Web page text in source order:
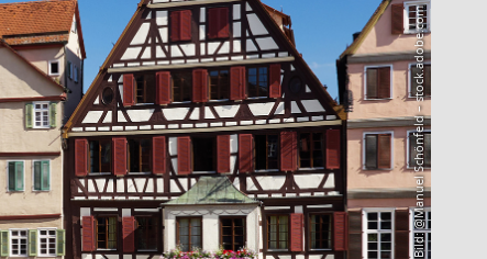
Bild: @Manuel Schönfeld – stock.adobe.com